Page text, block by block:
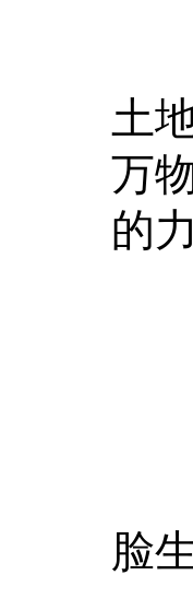
土
万
的
凌
脸